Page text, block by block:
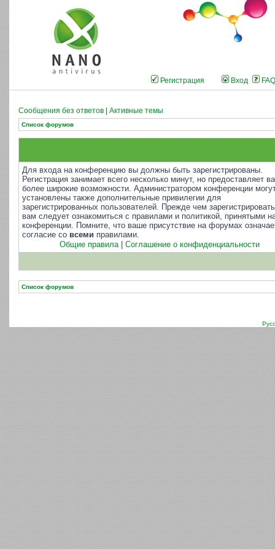
Регистрация Вход FAQ
Сообщения без ответов Активные темы
Список форумов
Для входа на конференцию вы должны быть зарегистрированы.
Регистрация занимает всего несколько минут, но предоставляет
более широкие возможности. Администратором конференции
установлены также дополнительные привилегии для
зарегистрированных пользователей. Прежде чем
вам следует ознакомиться с правилами и политикой, принятыми
конференции. Помните, что ваше присутствие на форумах
согласие со всеми правилами.
Общие правила| Соглашение о конфиденциальности
Список форумов